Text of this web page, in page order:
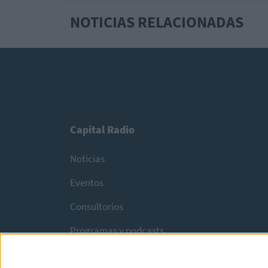
NOTICIAS RELACIONADAS
Capital Radio
Noticias
Eventos
Consultorios
Programas y podcasts